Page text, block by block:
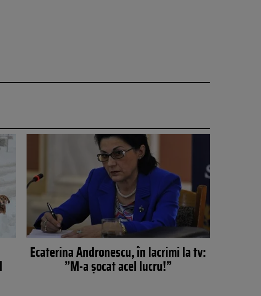
Ecaterina Andronescu, în lacrimi la tv:
”M-a şocat acel lucru!”